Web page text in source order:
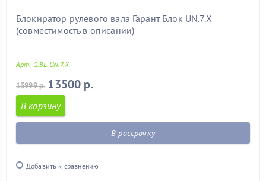
Блокиратор рулевого вала Гарант Блок UN.7.X
(совместимость в описании)
Арт. G.BL.UN.7.X
13999 р. 13500 р.
В корзину
В рассрочку
Добавить к сравнению